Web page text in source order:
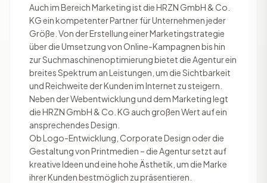
Auch im Bereich Marketing ist die HRZN GmbH & Co.
KG ein kompetenter Partner für Unternehmen jeder
Größe. Von der Erstellung einer Marketingstrategie
über die Umsetzung von Online-Kampagnen bis hin
zur Suchmaschinenoptimierung bietet die Agentur ein
breites Spektrum an Leistungen, um die Sichtbarkeit
und Reichweite der Kunden im Internet zu steigern.
Neben der Webentwicklung und dem Marketing legt
die HRZN GmbH & Co. KG auch großen Wert auf ein
ansprechendes Design.
Ob Logo-Entwicklung, Corporate Design oder die
Gestaltung von Printmedien – die Agentur setzt auf
kreative Ideen und eine hohe Ästhetik, um die Marke
ihrer Kunden bestmöglich zu präsentieren.